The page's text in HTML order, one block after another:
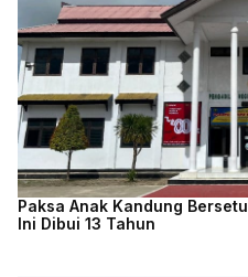
Paksa Anak Kandung
Ini Dibui 13 Tahun